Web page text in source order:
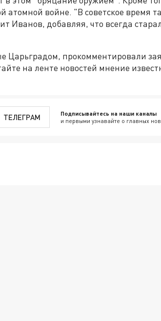
атомной войне. "В советское время
Иванов, добавляя, что всегда
Царьградом, прокомментировали
на ленте новостей мнение
ТЕЛЕГРАМ Подписывайтесь на наши каналы
и первыми узнавайте о главных